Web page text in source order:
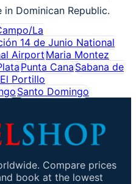
Dominican Republic.
La
14 de Junio National
AirportMaria Montez
Punta CanaSabana de
Portillo
Santo Domingo
Compare prices
book at the lowest